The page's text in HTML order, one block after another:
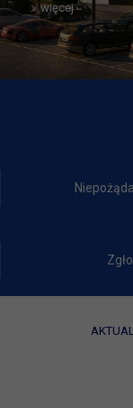
więcej